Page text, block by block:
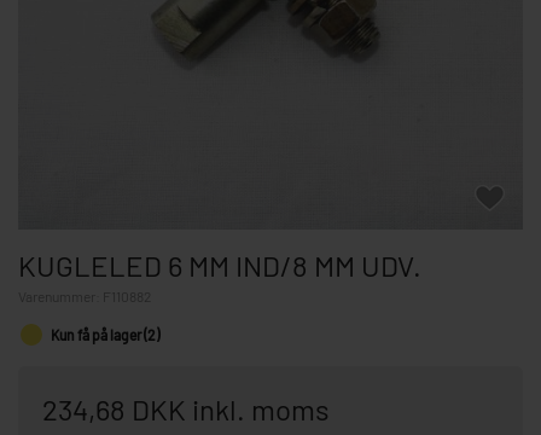
KUGLELED 6 MM IND/8 MM UDV.
F110882
Kun få på lager (2)
234,68 DKK inkl. moms